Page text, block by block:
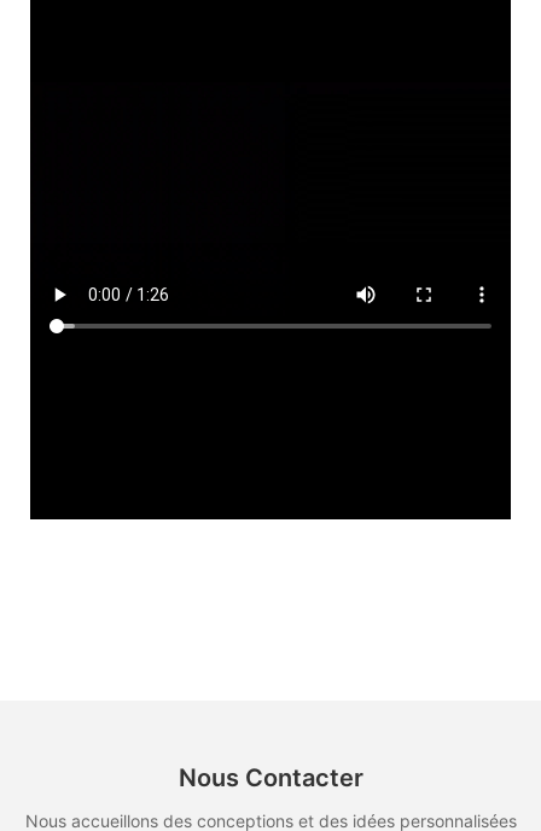
Nous Contacter
Nous accueillons des conceptions et des idées personnalisées